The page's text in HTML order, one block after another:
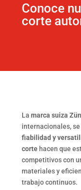
Conoce
corte
La marca suiza
internacionales,
fiabilidad y
cortehacen que
competitivos con
materiales y
trabajo continuos.